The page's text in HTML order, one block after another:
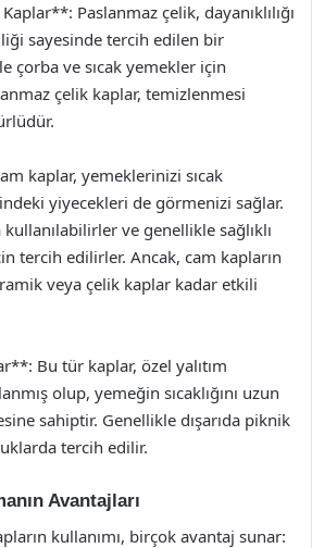
Paslanmaz çelik, dayanıklılığı
sayesinde tercih edilen bir
çorba ve sıcak yemekler için
çelik kaplar, temizlenmesi
kaplar, yemeklerinizi sıcak
yiyecekleri de görmenizi sağlar.
ve genellikle sağlıklı
tercih edilirler. Ancak, cam kapların
veya çelik kaplar kadar etkili
Bu tür kaplar, özel yalıtım
olup, yemeğin sıcaklığını uzun
sahiptir. Genellikle dışarıda piknik
tercih edilir.
Avantajları
kullanımı, birçok avantaj sunar: